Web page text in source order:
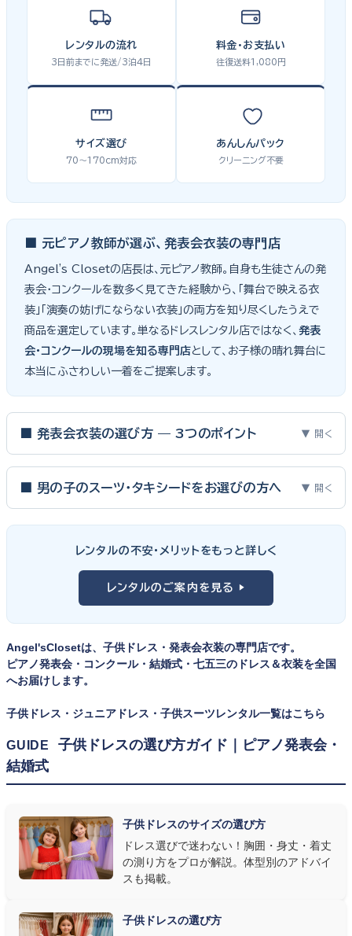
レンタルの流れ
3日前までに発送/3泊4日
料金・お支払い
往復送料1,080円
サイズ選び
70〜170cm対応
あんしんパック
クリーニング不要
■ 元ピアノ教師が選ぶ、発表会衣装の専門店
Angel's Closetの店長は、元ピアノ教師。自身も生徒さんの発
表会・コンクールを数多く見てきた経験から、「舞台で映える衣
装」「演奏の妨げにならない衣装」の両方を知り尽くしたうえで
商品を選定しています。単なるドレスレンタル店ではなく、 発表
会・コンクールの現場を知る専門店として、お子様の晴れ舞台に
本当にふさわしい一着をご提案します。
■ 発表会衣装の選び方 — 3つのポイント ▼ 開く
ピアノ発表会・バイオリン発表会・コンクールの舞台は、お子様にと
って特別な一日。元ピアノ教師としての経験から、衣装選びで大切
① サイズは"ジャストフィット"を選ぶ
舞台上で最も美しく見えるのは、お子様の体にきちんと合ったサ
イズのドレス・スーツです。「大きめを買って長く着せたい」という
何よりお子様を輝かせます。レンタルなら、その時のジャストサイ
ズを遠慮なく選べるのが最大のメリット。胸囲・身丈の正しい測り
② 舞台で映える色・楽器に合うデザインを選ぶ
発表会の舞台は照明が強く、客席からは意外と色味が飛んで見え
ます。ネイビー・ブラック・深みのあるジュエルカラーはホールの照
す。またピアノ演奏なら落ち着いたシックなトーン、バイオリンやソ
ロ演奏なら華やかで視線を集めるデザイン、合唱やアンサンブル
なら衣装同士が調和するクラシカルな色合い、と演目に合わせた
③ 演奏の動きを妨げない設計か確認する
■ 男の子のスーツ・タキシードをお選びの方へ ▼ 開く
向け、スリーピーススーツやベストスタイルは合唱・アンサンブル向
けと、シーンで使い分けるのがおすすめです。詳しくは
ツ・タキシード一覧
レンタルの不安・メリットをもっと詳しく
レンタルのご案内を見る ▶
Angel'sClosetは、子供ドレス・発表会衣装の専門店です。
ピアノ発表会・コンクール・結婚式・七五三のドレス＆衣装を全国
へお届けします。
子供ドレス・ジュニアドレス・子供スーツレンタル一覧はこちら
GUIDE
子供ドレスの選び方ガイド｜ピアノ発表会・
結婚式
子供ドレスのサイズの選び方
ドレス選びで迷わない！胸囲・身丈・着丈
の測り方をプロが解説。体型別のアドバイ
スも掲載。
子供ドレスの選び方